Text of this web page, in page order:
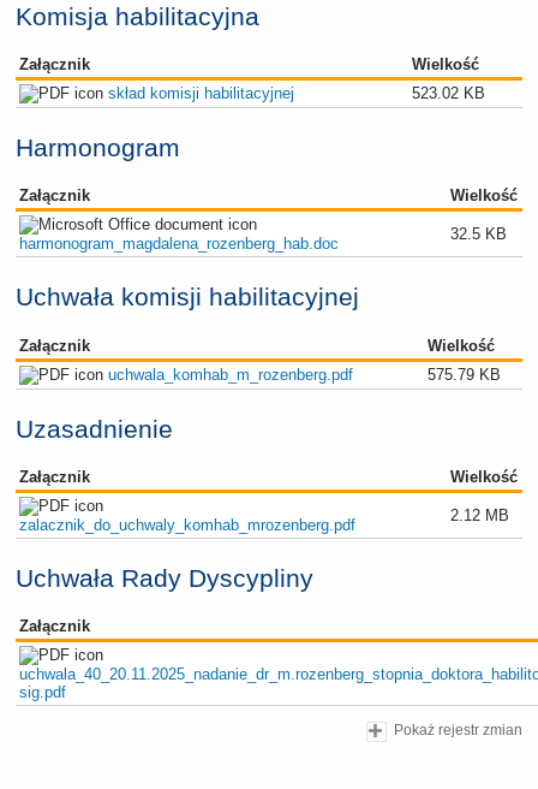
Komisja habilitacyjna
Załącznik
Wielkość
skład komisji habilitacyjnej
523.02 KB
Harmonogram
Załącznik Wielkość
harmonogram_magdalena_rozenberg_hab.doc
32.5 KB
Uchwała komisji habilitacyjnej
Załącznik
Wielkość
uchwala_komhab_m_rozenberg.pdf
575.79 KB
Uzasadnienie
Załącznik Wielkość
zalacznik_do_uchwaly_komhab_mrozenberg.pdf
2.12 MB
Uchwała Rady Dyscypliny
Załącznik
sig.pdf
Pokaż rejestr zmian